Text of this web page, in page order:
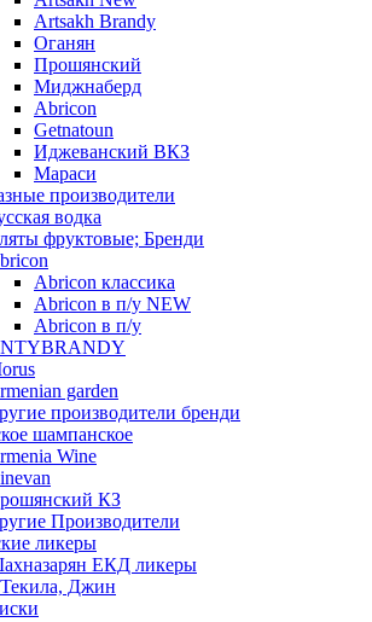
Artsakh Brandy
Оганян
Прошянский
Миджнаберд
Abricon
Getnatoun
Иджеванский ВКЗ
Мараси
производители
водка
фруктовые; Бренди
Abricon классика
Abricon в п/у NEW
Abricon в п/у
garden
производители бренди
шампанское
Wine
КЗ
Производители
ликеры
ЕКД ликеры
Джин